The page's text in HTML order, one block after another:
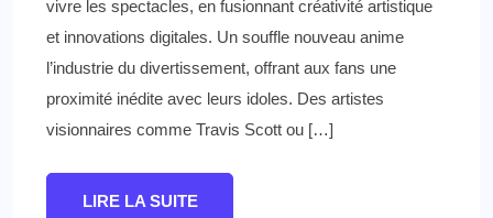
vivre les spectacles, en fusionnant créativité artistique
et innovations digitales. Un souffle nouveau anime
l’industrie du divertissement, offrant aux fans une
proximité inédite avec leurs idoles. Des artistes
visionnaires comme Travis Scott ou […]
LIRE LA SUITE